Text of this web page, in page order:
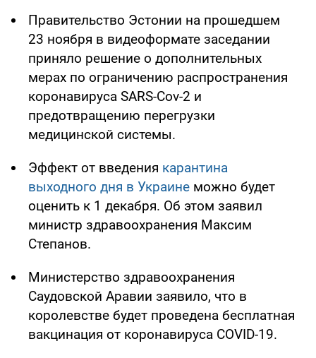
Правительство Эстонии на прошедшем
23 ноября в видеоформате заседании
приняло решение о дополнительных
мерах по ограничению распространения
коронавируса SARS-Cov-2 и
предотвращению перегрузки
медицинской системы.
Эффект от введения карантина
выходного дня в Украине можно будет
оценить к 1 декабря. Об этом заявил
министр здравоохранения Максим
Степанов.
Министерство здравоохранения
Саудовской Аравии заявило, что в
королевстве будет проведена бесплатная
вакцинация от коронавируса COVID-19.